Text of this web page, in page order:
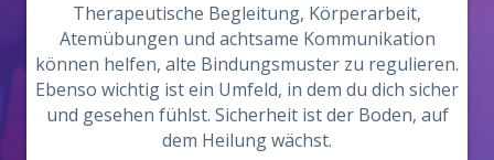
Therapeutische Begleitung, Körperarbeit,
Atemübungen und achtsame Kommunikation
können helfen, alte Bindungsmuster zu regulieren.
Ebenso wichtig ist ein Umfeld, in dem du dich sicher
und gesehen fühlst. Sicherheit ist der Boden, auf
dem Heilung wächst.